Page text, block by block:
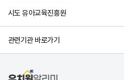
시도 유아교육진흥원
관련기관 바로가기
유치원알리미